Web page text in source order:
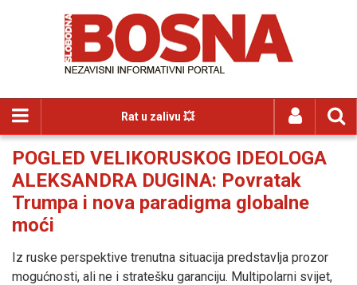
Rat u zalivu 💥
POGLED VELIKORUSKOG IDEOLOGA
ALEKSANDRA DUGINA: Povratak
Trumpa i nova paradigma globalne
moći
Iz ruske perspektive trenutna situacija predstavlja prozor
mogućnosti, ali ne i stratešku garanciju. Multipolarni svijet,